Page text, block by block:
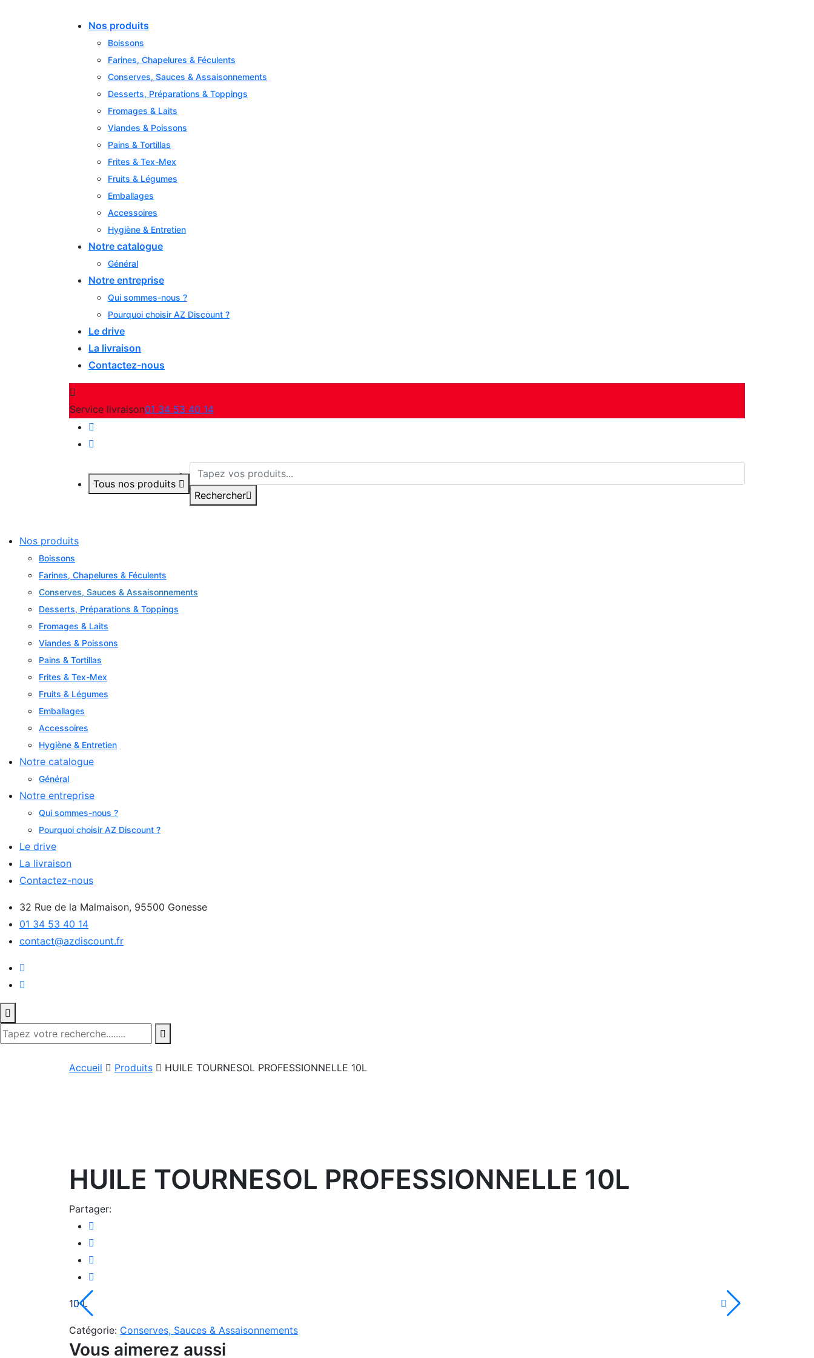
Nos produits
Boissons
Farines, Chapelures & Féculents
Conserves, Sauces & Assaisonnements
Desserts, Préparations & Toppings
Fromages & Laits
Viandes & Poissons
Pains & Tortillas
Frites & Tex-Mex
Fruits & Légumes
Emballages
Accessoires
Hygiène & Entretien
Notre catalogue
Général
Notre entreprise
Qui sommes-nous ?
Pourquoi choisir AZ Discount ?
Le drive
La livraison
Contactez-nous
Service livraison01 34 53 40 14
Tous nos produits
Rechercher
Nos produits
Boissons
Farines, Chapelures & Féculents
Conserves, Sauces & Assaisonnements
Desserts, Préparations & Toppings
Fromages & Laits
Viandes & Poissons
Pains & Tortillas
Frites & Tex-Mex
Fruits & Légumes
Emballages
Accessoires
Hygiène & Entretien
Notre catalogue
Général
Notre entreprise
Qui sommes-nous ?
Pourquoi choisir AZ Discount ?
Le drive
La livraison
Contactez-nous
32 Rue de la Malmaison, 95500 Gonesse
01 34 53 40 14
contact@azdiscount.fr
Accueil Produits HUILE TOURNESOL PROFESSIONNELLE 10L
HUILE TOURNESOL PROFESSIONNELLE 10L
Partager:
10 L
Catégorie: Conserves, Sauces & Assaisonnements
Vous aimerez aussi